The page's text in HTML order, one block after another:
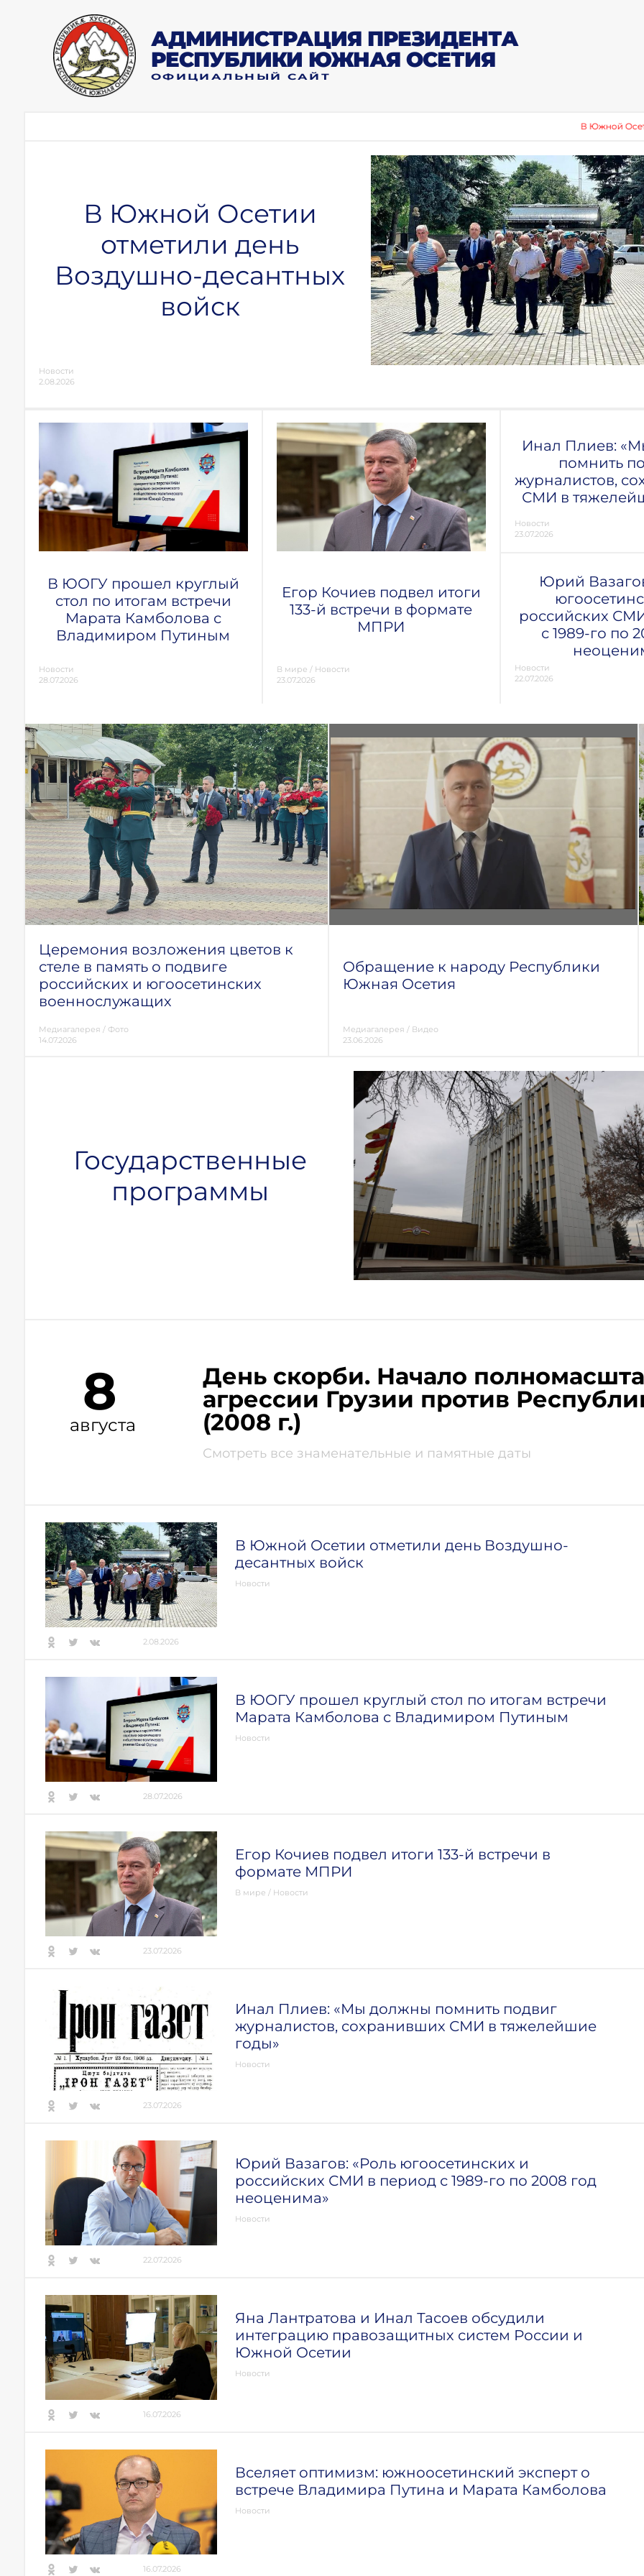
АДМИНИСТРАЦИЯ ПРЕЗИДЕНТА
РЕСПУБЛИКИ ЮЖНАЯ ОСЕТИЯ
ОФИЦИАЛЬНЫЙ САЙТ
В Южной Осетии отметили
В Южной Осетии
отметили день
Воздушно-десантных
войск
Новости
2.08.2026
В ЮОГУ прошел круглый
стол по итогам встречи
Марата Камболова с
Владимиром Путиным
Новости
28.07.2026
Егор Кочиев подвел итоги
133-й встречи в формате
МПРИ
В мире / Новости
23.07.2026
Инал Плиев:
помнить
журналистов,
СМИ в
Новости
23.07.2026
Юрий
российских
с 1989-го по
Новости
22.07.2026
Церемония возложения цветов к
стеле в память о подвиге
российских и югоосетинских
военнослужащих
Медиагалерея / Фото
14.07.2026
Обращение к народу Республики
Южная Осетия
Медиагалерея / Видео
23.06.2026
Государственные
программы
8
августа
День скорби. Начало
агрессии Грузии против
(2008 г.)
Смотреть все знаменательные и памятные даты
В Южной Осетии отметили день Воздушно-
десантных войск
Новости
2.08.2026
В ЮОГУ прошел круглый стол по итогам встречи
Марата Камболова с Владимиром Путиным
Новости
28.07.2026
Егор Кочиев подвел итоги 133-й встречи в
формате МПРИ
В мире / Новости
23.07.2026
Инал Плиев: «Мы должны помнить подвиг
журналистов, сохранивших СМИ в тяжелейшие
годы»
Новости
23.07.2026
Юрий Вазагов: «Роль югоосетинских и
российских СМИ в период с 1989-го по 2008 год
неоценима»
Новости
22.07.2026
Яна Лантратова и Инал Тасоев обсудили
интеграцию правозащитных систем России и
Южной Осетии
Новости
16.07.2026
Вселяет оптимизм: южноосетинский эксперт о
встрече Владимира Путина и Марата Камболова
Новости
16.07.2026